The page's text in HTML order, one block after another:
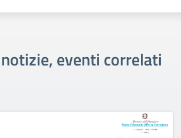
eventi correlati